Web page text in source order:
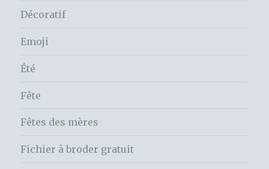
Décoratif
Emoji
Été
Fête
Fêtes des mères
Fichier à broder gratuit